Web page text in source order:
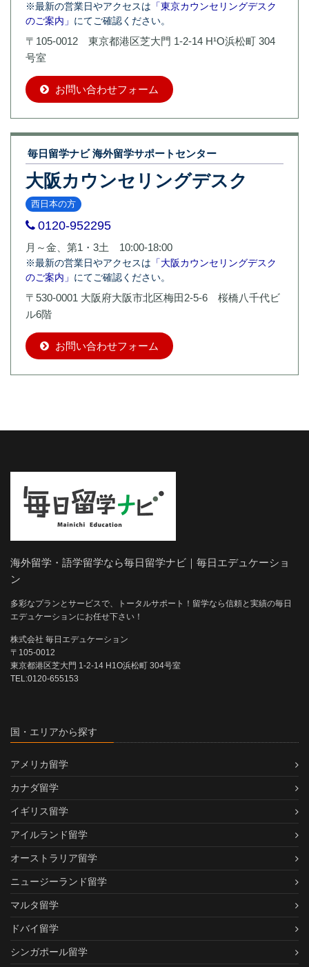
※最新の営業日やアクセスは 「東京カウンセリングデスク
のご案内」 にてご確認ください。
〒105-0012 東京都港区芝大門 1-2-14 H¹O浜松町 304
号室
お問い合わせフォーム
毎日留学ナビ 海外留学サポートセンター
大阪カウンセリングデスク
西日本の方
0120-952295
月～金、第1・3土 10:00-18:00
※最新の営業日やアクセスは 「大阪カウンセリングデスク
のご案内」 にてご確認ください。
〒530-0001 大阪府大阪市北区梅田2-5-6 桜橋八千代ビ
ル6階
お問い合わせフォーム
海外留学・語学留学なら毎日留学ナビ｜毎日エデュケーショ
ン
多彩なプランとサービスで、トータルサポート！留学なら信頼と実績の毎日
エデュケーションにお任せ下さい！
株式会社 毎日エデュケーション
〒105-0012
東京都港区芝大門 1-2-14 H1O浜松町 304号室
TEL:0120-655153
国・エリアから探す
アメリカ留学
カナダ留学
イギリス留学
アイルランド留学
オーストラリア留学
ニュージーランド留学
マルタ留学
ドバイ留学
シンガポール留学